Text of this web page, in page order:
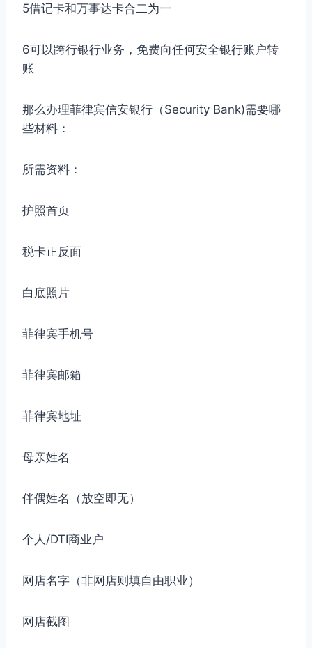
5借记卡和万事达卡合二为一
6可以跨行银行业务，免费向任何安全银行账户转
账
那么办理菲律宾信安银行（Security Bank)需要哪
些材料：
所需资料：
护照首页
税卡正反面
白底照片
菲律宾手机号
菲律宾邮箱
菲律宾地址
母亲姓名
伴偶姓名（放空即无）
个人/DTI商业户
网店名字（非网店则填自由职业）
网店截图